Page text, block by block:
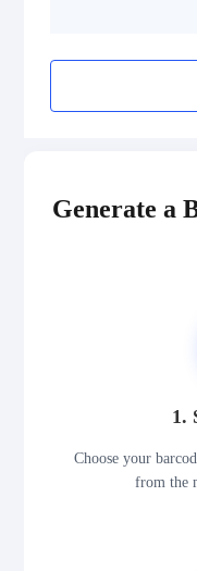
2D Codes
Generate a
1.
Choose your
from the